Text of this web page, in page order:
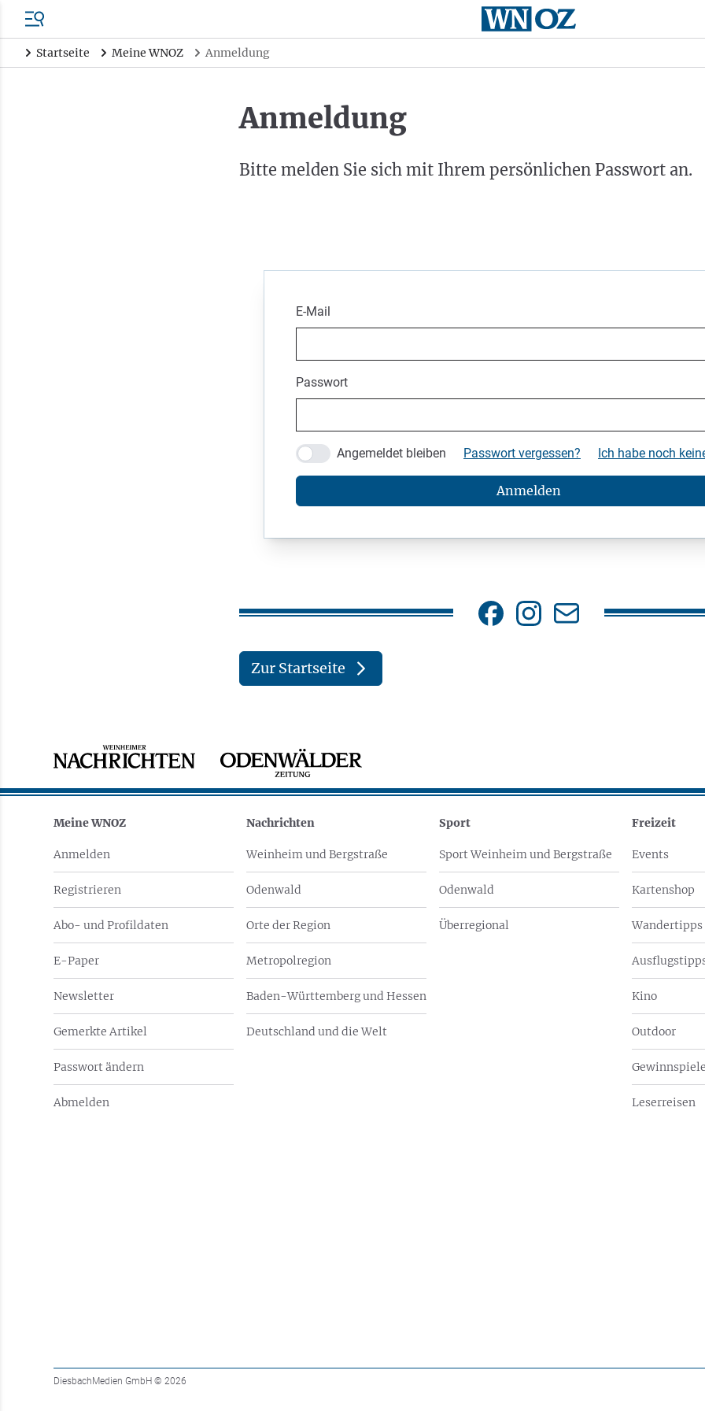
Startseite Meine WNOZ Anmeldung
Anmeldung
Bitte melden Sie sich mit Ihrem persönlichen Passwort an.
E-Mail
Passwort
Angemeldet bleiben Passwort vergessen? Ich habe noch
Anmelden
Zur Startseite
Meine WNOZ
Anmelden
Registrieren
Abo- und Profildaten
E-Paper
Newsletter
Gemerkte Artikel
Passwort ändern
Abmelden
Nachrichten
Weinheim und Bergstraße
Odenwald
Orte der Region
Metropolregion
Baden-Württemberg und Hessen
Deutschland und die Welt
Sport
Sport Weinheim und Bergstraße
Odenwald
Überregional
Freizeit
Events
Kartenshop
Wandertipps
Kino
Outdoor
Gewinnspiele
Leserreisen
DiesbachMedien GmbH © 2026